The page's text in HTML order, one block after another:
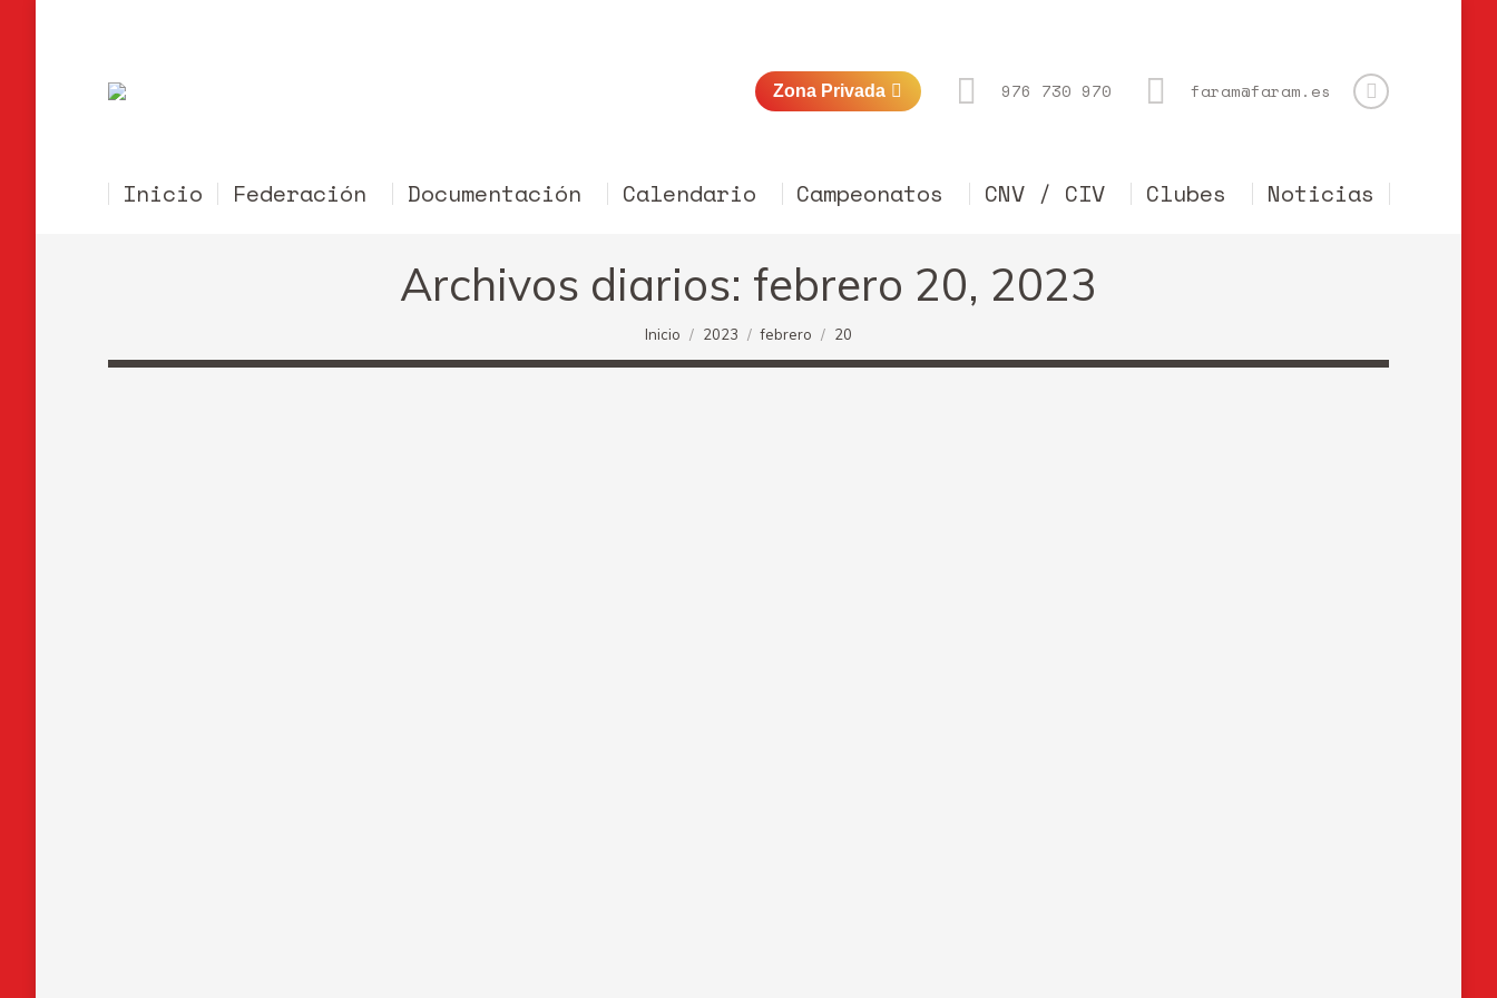
Zona Privada 976 730 970 faram@faram.es
Inicio Federación Documentación Calendario Campeonatos CNV / CIV Clubes Noticias
Archivos diarios: febrero 20, 2023
Estás aquí:
Inicio 2023 febrero 20